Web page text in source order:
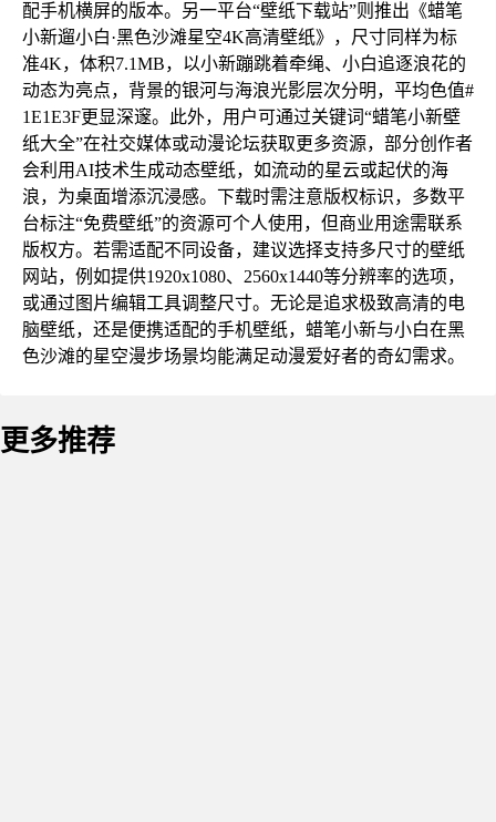
配手机横屏的版本。另一平台“壁纸下载站”则推出《蜡笔
小新遛小白·黑色沙滩星空4K高清壁纸》，尺寸同样为标
准4K，体积7.1MB，以小新蹦跳着牵绳、小白追逐浪花的
动态为亮点，背景的银河与海浪光影层次分明，平均色值#
1E1E3F更显深邃。此外，用户可通过关键词“蜡笔小新壁
纸大全”在社交媒体或动漫论坛获取更多资源，部分创作者
会利用AI技术生成动态壁纸，如流动的星云或起伏的海
浪，为桌面增添沉浸感。下载时需注意版权标识，多数平
台标注“免费壁纸”的资源可个人使用，但商业用途需联系
版权方。若需适配不同设备，建议选择支持多尺寸的壁纸
网站，例如提供1920x1080、2560x1440等分辨率的选项，
或通过图片编辑工具调整尺寸。无论是追求极致高清的电
脑壁纸，还是便携适配的手机壁纸，蜡笔小新与小白在黑
色沙滩的星空漫步场景均能满足动漫爱好者的奇幻需求。
更多推荐